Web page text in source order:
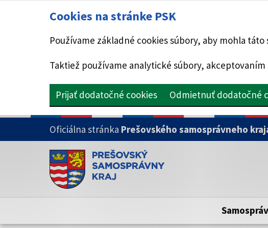
Cookies na stránke PSK
Používame základné cookies súbory, aby mohla
Taktiež používame analytické súbory,
Prijať dodatočné cookies Odmietnuť dodatočné
PRESKOČIŤ NA HLAVNÝ OBSAH
Oficiálna stránka Prešovského samosprávneho
Doména psk.sk je oficiálna
Toto je oficiálna webová stránka Prešovského